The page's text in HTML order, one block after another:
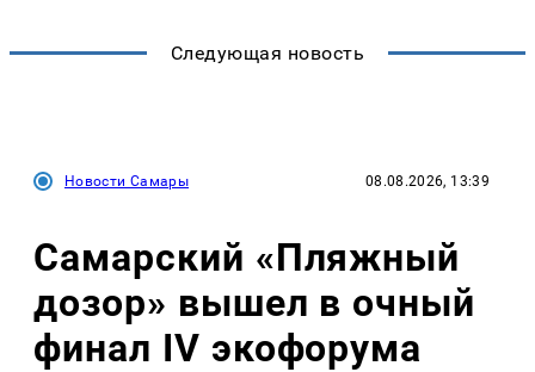
Следующая новость
Новости Самары 08.08.2026, 13:39
Самарский «Пляжный
дозор» вышел в очный
финал IV экофорума